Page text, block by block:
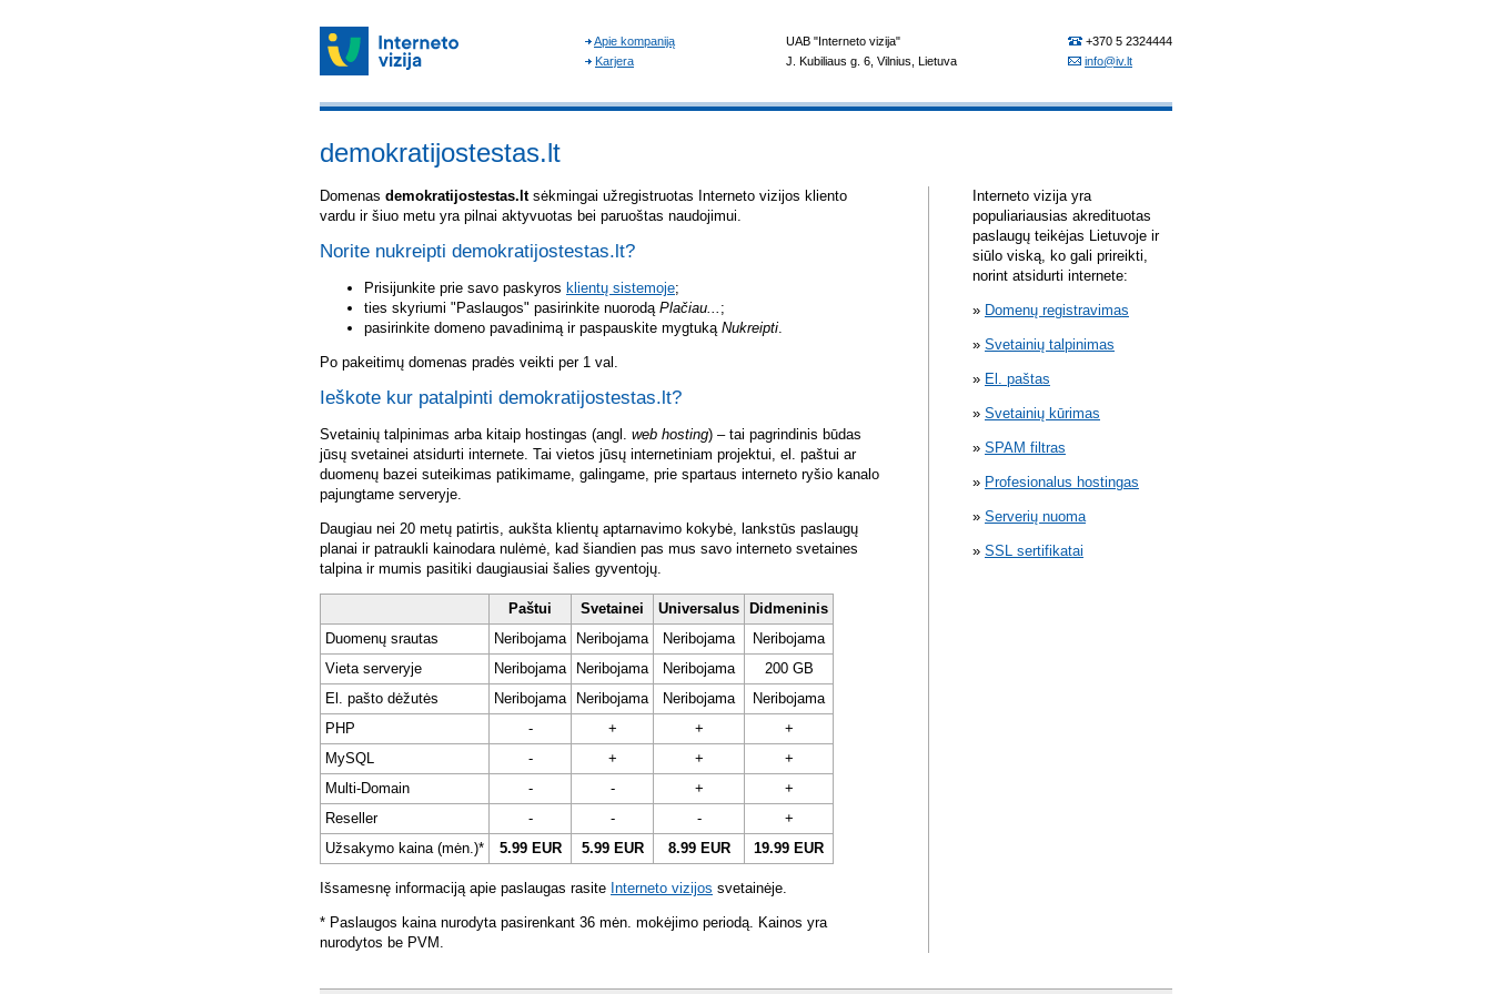
demokratijostestas.lt
Domenas demokratijostestas.ltsėkmingai užregistruotas Interneto vizijos kliento
vardu ir šiuo metu yra pilnai aktyvuotas bei paruoštas naudojimui.
Norite nukreipti demokratijostestas.lt?
Prisijunkite prie savo paskyros klientų sistemoje;
ties skyriumi "Paslaugos" pasirinkite nuorodą Plačiau... ;
pasirinkite domeno pavadinimą ir paspauskite mygtuką Nukreipti.
Po pakeitimų domenas pradės veikti per 1 val.
Ieškote kur patalpinti demokratijostestas.lt?
Svetainių talpinimas arba kitaip hostingas (angl. web hosting) – tai pagrindinis būdas
jūsų svetainei atsidurti internete. Tai vietos jūsų internetiniam projektui, el. paštui ar
duomenų bazei suteikimas patikimame, galingame, prie spartaus interneto ryšio kanalo
pajungtame serveryje.
Daugiau nei 20 metų patirtis, aukšta klientų aptarnavimo kokybė, lankstūs paslaugų
planai ir patraukli kainodara nulėmė, kad šiandien pas mus savo interneto svetaines
talpina ir mumis pasitiki daugiausiai šalies gyventojų.
Paštui Svetainei Universalus
Didmeninis
Duomenų srautas
Neribojama Neribojama Neribojama
Neribojama
Vieta serveryje
Neribojama Neribojama Neribojama
200 GB
El. pašto dėžutės
Neribojama Neribojama Neribojama
Neribojama
PHP
- + +
+
MySQL
- + +
+
Multi-Domain
- - +
+
Reseller
- - -
+
Užsakymo kaina (mėn.)*
5.99 EUR 5.99 EUR 8.99 EUR 19.99 EUR
Išsamesnę informaciją apie paslaugas rasite Interneto vizijos svetainėje.
* Paslaugos kaina nurodyta pasirenkant 36 mėn. mokėjimo periodą. Kainos yra
nurodytos be PVM.
Interneto vizija yra
populiariausias akredituotas
paslaugų teikėjas Lietuvoje ir
siūlo viską, ko gali prireikti,
norint atsidurti internete:
Domenų registravimas
Svetainių talpinimas
El. paštas
Svetainių kūrimas
SPAM filtras
Profesionalus hostingas
Serverių nuoma
SSL sertifikatai